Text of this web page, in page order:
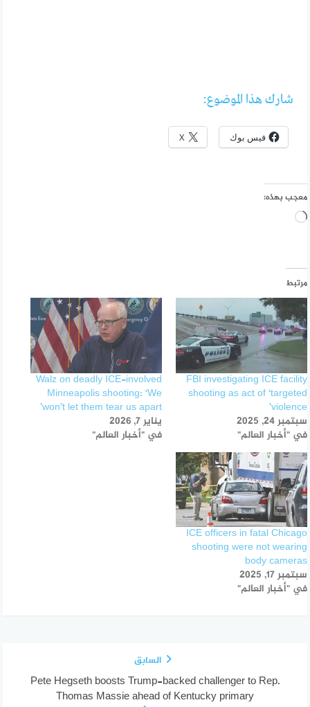
شارك هذا الموضوع:
فيس بوك X
معجب بهذه:
جاري
مرتبط
FBI investigating ICE facility
shooting as act of ‘targeted
violence’
سبتمبر 24, 2025
في "أخبار العالم"
Walz on deadly ICE-involved
Minneapolis shooting: ‘We
won’t let them tear us apart’
يناير 7, 2026
في "أخبار العالم"
ICE officers in fatal Chicago
shooting were not wearing
body cameras
سبتمبر 17, 2025
في "أخبار العالم"
السابق
Pete Hegseth boosts Trump-backed challenger to Rep.
Thomas Massie ahead of Kentucky primary